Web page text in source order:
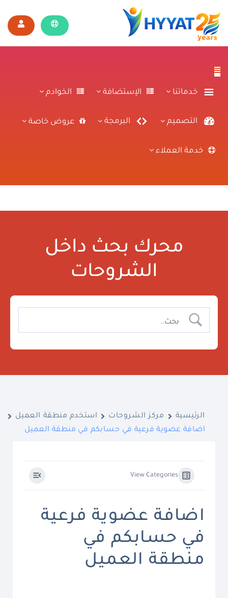
خدماتنا الإستضافة الخوادم
التصميم البرمجة عروض خاصة
خدمة العملاء
محرك بحث داخل
الشروحات
الرئيسية مركز الشروحات
استخدم منطقة العميل
اضافة عضوية فرعية في حسابكم في منطقة العميل
View Categories
اضافة عضوية فرعية
في حسابكم في
منطقة العميل